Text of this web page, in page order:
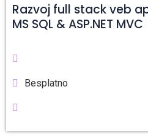
Razvoj full stack veb
MS SQL & ASP.NET MVC
Besplatno